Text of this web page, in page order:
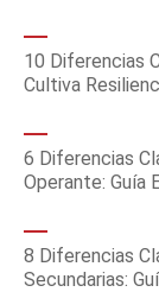
10 Diferencias
Cultiva
6 Diferencias
Operante: Guía
8 Diferencias
Secundarias: